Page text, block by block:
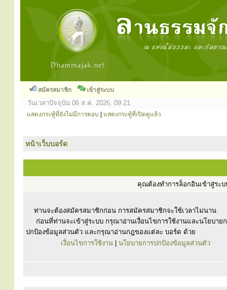
สมัครสมาชิก เข้าสู่ระบบ
วันเวลาปัจจุบัน 06 ส.ค. 2026, 09:21
แสดงกระทู้ที่ยังไม่มีการตอบ แสดงกระทู้ที่เปิดดูแล้ว
หน้าเว็บบอร์ด
คุณต้องทำการล็อกอินเข้าสู่ระ
ท่านจะต้องสมัครสมาชิกก่อน การสมัครสมาชิกจะใช้เวลาไม่นาน
ก่อนที่ท่านจะเข้าสู่ระบบ กรุณาอ่านเงื่อนไขการใช้งานและนโยบาย
ปกป้องข้อมูลส่วนตัว และกรุณาอ่านกฎของแต่ละ บอร์ด ด้วย
เงื่อนไขการใช้งาน
นโยบายการปกป้องข้อมูลส่วนตัว